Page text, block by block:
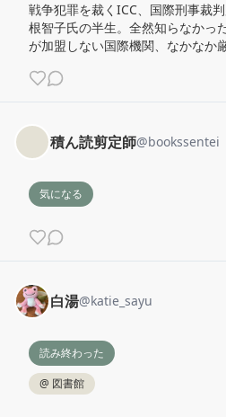
戦争犯罪を裁くICC、国際刑事裁
根智子氏の半生。全然知らなかっ
が加盟しない国際機関、なかなか
積ん読剪定師@bookssentei
気になる
白湯@katie_sayu
読み終わった
@ 図書館